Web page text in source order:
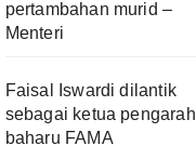
pertambahan murid –
Menteri
Faisal Iswardi dilantik
sebagai ketua pengarah
baharu FAMA